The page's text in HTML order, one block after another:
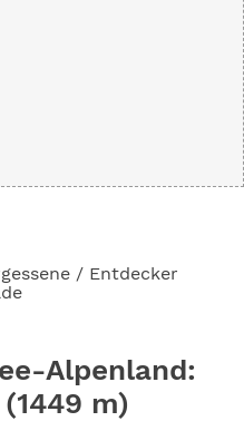
/ Entdecker
Alpenland:
m)